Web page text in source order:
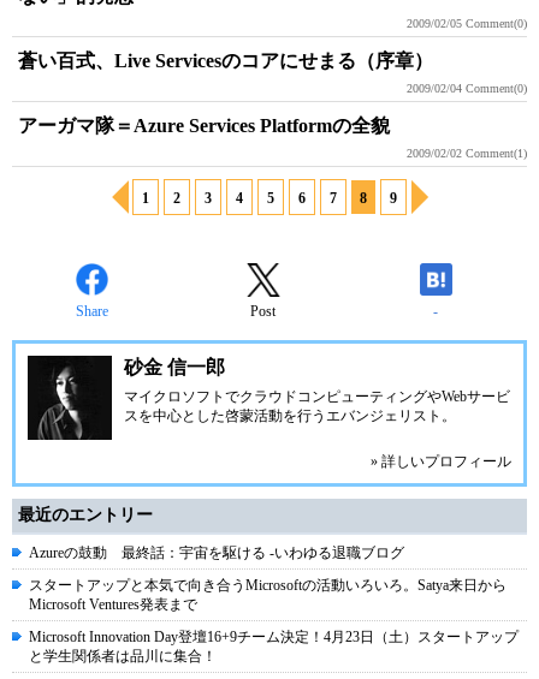
2009/02/05 Comment(0)
蒼い百式、Live Servicesのコアにせまる（序章）
2009/02/04 Comment(0)
アーガマ隊＝Azure Services Platformの全貌
2009/02/02 Comment(1)
1 2 3 4 5 6 7 8 9
Share Post -
砂金 信一郎
マイクロソフトでクラウドコンピューティングやWebサービ
スを中心とした啓蒙活動を行うエバンジェリスト。
» 詳しいプロフィール
最近のエントリー
Azureの鼓動 最終話：宇宙を駆ける -いわゆる退職ブログ
スタートアップと本気で向き合うMicrosoftの活動いろいろ。Satya来日から
Microsoft Ventures発表まで
Microsoft Innovation Day登壇16+9チーム決定！4月23日（土）スタートアップ
と学生関係者は品川に集合！